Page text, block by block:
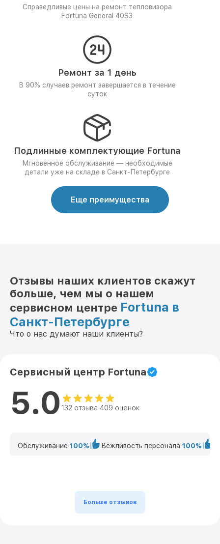
Справедливые цены на ремонт тепловизора
Fortuna General 40S3
Ремонт за 1 день
В 90% случаев ремонт завершается в течение
суток
Подлинные комплектующие Fortuna
Мгновенное обслуживание — необходимые
детали уже на складе в Санкт-Петербурге
Еще преимущества
Отзывы наших клиентов скажут
больше, чем мы о нашем
сервисном центре Fortuna в
Санкт-Петербурге
Что о нас думают наши клиенты?
Сервисный центр Fortuna
5.0 132 отзыва 409 оценок
Обслуживание 100% Вежливость персонала 100%
Больше отзывов